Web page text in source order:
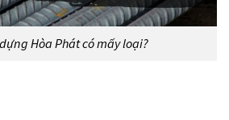
Hòa Phát có mấy loại?